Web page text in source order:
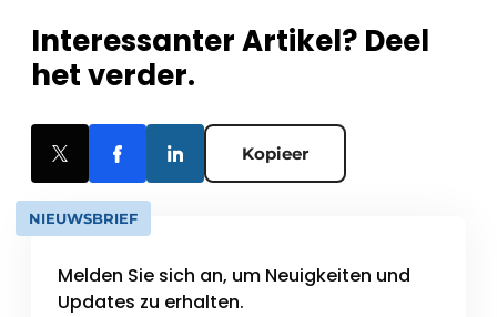
Interessanter Artikel? Deel
het verder.
Kopieer
NIEUWSBRIEF
Melden Sie sich an, um Neuigkeiten und
Updates zu erhalten.